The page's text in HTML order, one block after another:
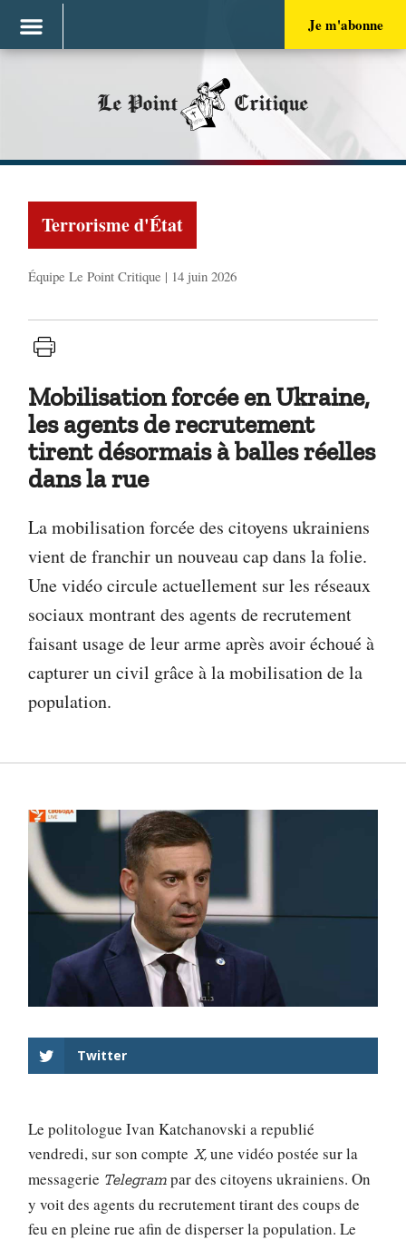
Je m'abonne
Le Point Critique
Terrorisme d'État
Équipe Le Point Critique | 14 juin 2026
Mobilisation forcée en Ukraine,
les agents de recrutement
tirent désormais à balles réelles
dans la rue
La mobilisation forcée des citoyens ukrainiens
vient de franchir un nouveau cap dans la folie.
Une vidéo circule actuellement sur les réseaux
sociaux montrant des agents de recrutement
faisant usage de leur arme après avoir échoué à
capturer un civil grâce à la mobilisation de la
population.
Twitter
Le politologue Ivan Katchanovski a republié
vendredi, sur son compteX, une vidéo postée sur la
messagerie Telegram par des citoyens ukrainiens. On
y voit des agents du recrutement tirant des coups de
feu en pleine rue afin de disperser la population. Le